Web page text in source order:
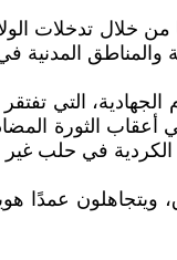
خلال تدخلات
والمناطق
الجهادية، التي
في أعقاب الثورة
الكردية في حلب
عمدًا